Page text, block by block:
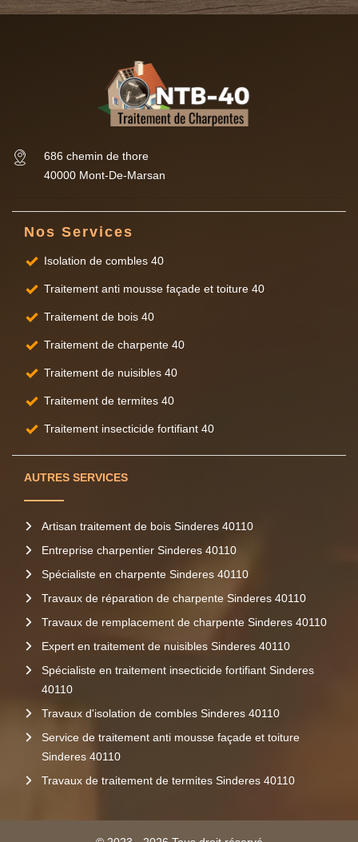
686 chemin de thore
40000 Mont-De-Marsan
Nos Services
Isolation de combles 40
Traitement anti mousse façade et toiture 40
Traitement de bois 40
Traitement de charpente 40
Traitement de nuisibles 40
Traitement de termites 40
Traitement insecticide fortifiant 40
AUTRES SERVICES
Artisan traitement de bois Sinderes 40110
Entreprise charpentier Sinderes 40110
Spécialiste en charpente Sinderes 40110
Travaux de réparation de charpente Sinderes 40110
Travaux de remplacement de charpente Sinderes 40110
Expert en traitement de nuisibles Sinderes 40110
Spécialiste en traitement insecticide fortifiant Sinderes
40110
Travaux d'isolation de combles Sinderes 40110
Service de traitement anti mousse façade et toiture
Sinderes 40110
Travaux de traitement de termites Sinderes 40110